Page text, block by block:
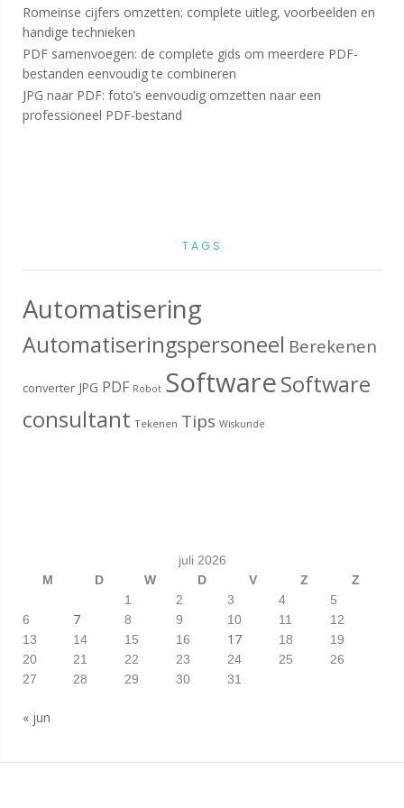
Romeinse cijfers omzetten: complete uitleg, voorbeelden en
handige technieken
PDF samenvoegen: de complete gids om meerdere PDF-
bestanden eenvoudig te combineren
JPG naar PDF: foto’s eenvoudig omzetten naar een
professioneel PDF-bestand
TAGS
Automatisering
Automatiseringspersoneel Berekenen
converter JPG PDF Robot SoftwareSoftware
consultant Tekenen Tips Wiskunde
juli 2026
M
D W D V Z
Z
1
2 3 4
5
6
7 8 9 10 11
12
13
14 15 16 17 18
19
20
21 22 23 24 25
26
27
28 29 30 31
« jun